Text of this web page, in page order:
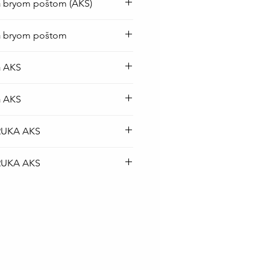
bryom poštom (AKS)
Srbije kurirskom službom
bryom poštom
službom.
službom.
službom.
AKS
službom.
AKS
službom.